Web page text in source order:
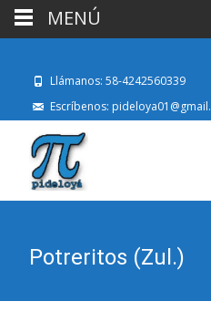
Llámanos: 58-4242560339
Escríbenos:
Potreritos (Zul.)
MENÚ